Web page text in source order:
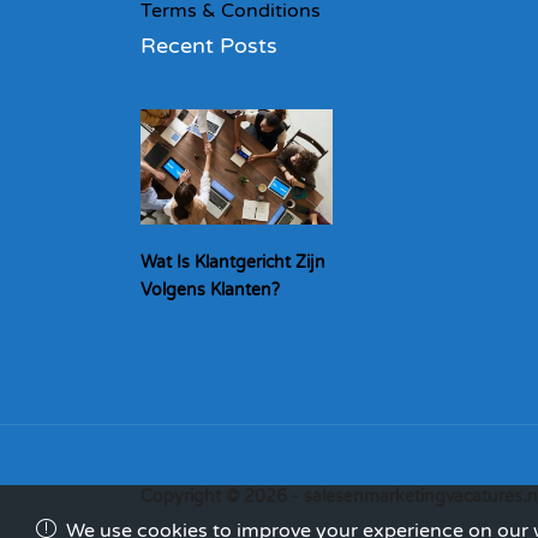
Terms & Conditions
Recent Posts
Wat Is Klantgericht Zijn
Volgens Klanten?
We use cookies to improve your experience on